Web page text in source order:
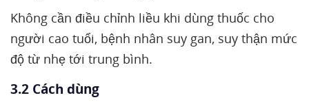
Không cần điều chỉnh liều khi dùng thuốc cho
người cao tuổi, bệnh nhân suy gan, suy thận mức
độ từ nhẹ tới trung bình.
3.2 Cách dùng